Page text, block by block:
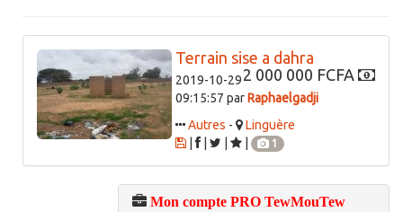
Terrain sise a dahra
2 000 000 FCFA
2019-10-29
09:15:57 parRaphaelgadji
Autres -
Linguère
|
1
Mon compte PRO TewMouTew